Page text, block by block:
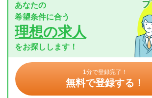
あなたの
希望条件に合う
理想の求人
をお探しします！
1分で登録完了！
無料で登録する！